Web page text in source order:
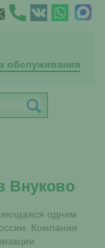
обслуживания
Внуково
одним
Компания